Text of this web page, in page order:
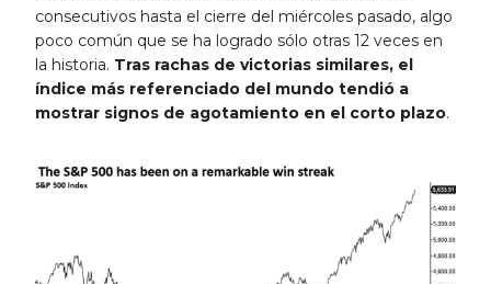
consecutivos hasta el cierre del miércoles pasado, algo
poco común que se ha logrado sólo otras 12 veces en
la historia. Tras rachas de victorias similares, el
índice más referenciado del mundo tendió a
mostrar signos de agotamiento en el corto plazo.